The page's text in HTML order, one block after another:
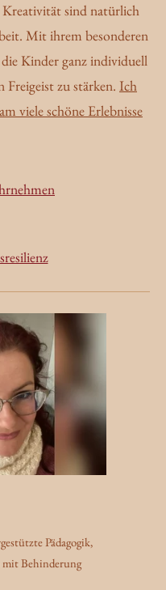
sind natürlich
Mit ihrem besonderen
Kinder ganz individuell
zu stärken. Ich
viele schöne Erlebnisse
Pädagogik,
Behinderung